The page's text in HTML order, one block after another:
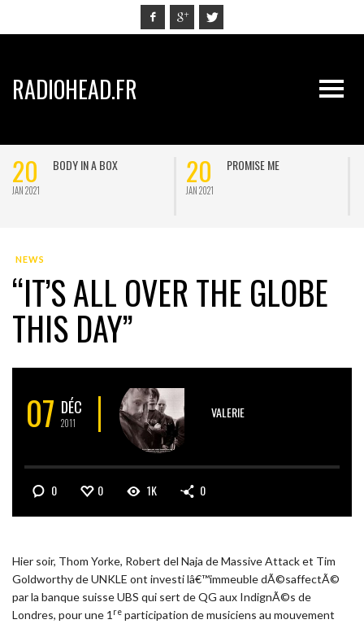
RADIOHEAD.FR
20
JAN 2021
BODY IN A BOX 20
JAN 2021
PROMISE ME
NEWS
“IT’S ALL OVER THE GLOBE
THIS DAY”
07 DÉC
2011
VALERIE
0 0 1K 0
Hier soir, Thom Yorke, Robert del Naja de Massive Attack et Tim
Goldworthy de UNKLE ont investi lâ€™immeuble dÃ©saffectÃ©
par la banque suisse UBS qui sert de QG aux IndignÃ©s de
Londres, pour une 1 re participation de musiciens au mouvement